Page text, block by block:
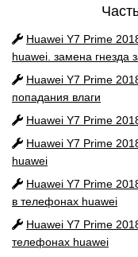
Huawei Y7 Prime
huawei. замена гнезда
Huawei Y7 Prime
попадания влаги
Huawei Y7 Prime
Huawei Y7 Prime
huawei
Huawei Y7 Prime
в телефонах huawei
Huawei Y7 Prime
телефонах huawei